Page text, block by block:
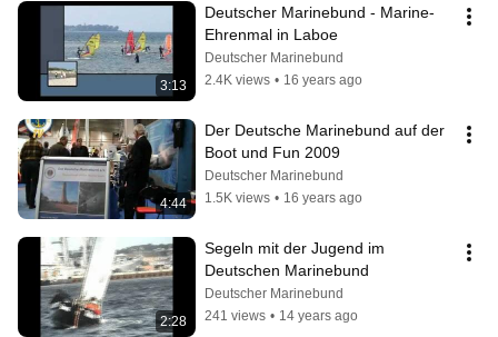
3:13
Deutscher Marinebund - Marine-
Ehrenmal in Laboe
Deutscher Marinebund
2.4K views • 16 years ago
4:44
Der Deutsche Marinebund auf der
Boot und Fun 2009
Deutscher Marinebund
1.5K views • 16 years ago
2:28
Segeln mit der Jugend im
Deutschen Marinebund
Deutscher Marinebund
241 views • 14 years ago